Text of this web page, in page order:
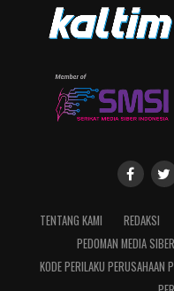
TENTANG KAMI REDAKSI
PEDOMAN MEDIA SIBER
KODE PERILAKU PERUSAHAAN